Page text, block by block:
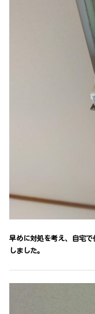
早めに対処を考え、自宅
しました。